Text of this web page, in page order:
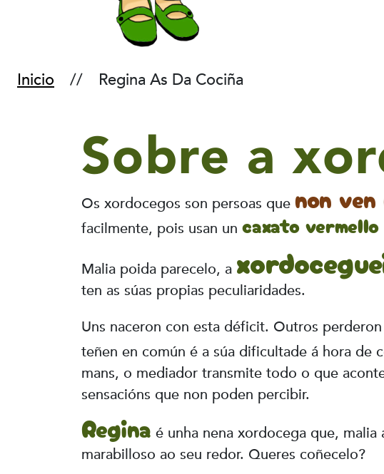
Inicio Regina As Da Cociña
Sobre a
Os xordocegos son persoas que non
facilmente, pois usan un caxato
Malia poida parecelo, a
ten as súas propias peculiaridades.
Uns naceron con esta déficit. Outros perderon
teñen en común é a súa dificultade á hora de
mans, o mediador transmite todo o que
sensacións que non poden percibir.
Regina é unha nena xordocega que, malia
marabilloso ao seu redor. Queres coñecelo?